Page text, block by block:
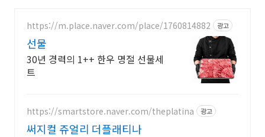
https://m.place.naver.com/place/1760814882 광고
선물
30년 경력의 1++ 한우 명절 선물세
트
https://smartstore.naver.com/theplatina 광고
써지컬 쥬얼리 더플래티나